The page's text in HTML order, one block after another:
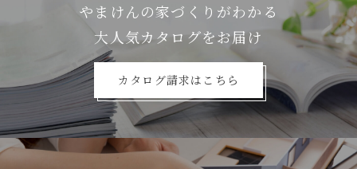
やまけんの家づくりがわかる
⼤⼈気カタログをお届け
カタログ請求はこちら